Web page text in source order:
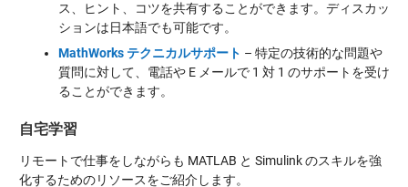
ス、ヒント、コツを共有することができます。ディスカッ
ションは日本語でも可能です。
MathWorks テクニカルサポート – 特定の技術的な問題や
質問に対して、電話や E メールで 1 対 1 のサポートを受け
ることができます。
自宅学習
リモートで仕事をしながらも MATLAB と Simulink のスキルを強
化するためのリソースをご紹介します。